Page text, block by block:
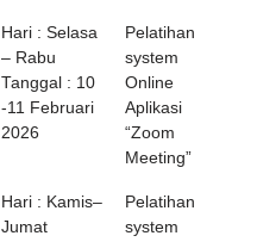
Hari : Selasa
– Rabu
Tanggal : 10
-11 Februari
2026
Pelatihan
system
Online
Aplikasi
“Zoom
Meeting”
Hari : Kamis–
Jumat
Pelatihan
system